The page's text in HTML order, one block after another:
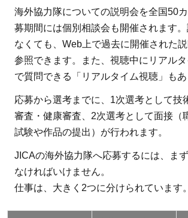
海外協力隊についての説明会を全国50
募期間には個別相談会も開催されます
なくても、Web上で過去に開催された
参照できます。また、視聴中にリアル
で質問できる「リアルタイム視聴」もあ
応募から選考までに、1次選考として技
審査・健康審査、2次選考として面接（
試験や作品の提出）が行われます。
JICAの海外協力隊へ応募するには、ま
なければいけません。
仕事は、大きく2つに分けられています。